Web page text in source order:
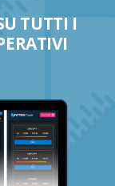
TUTTI I